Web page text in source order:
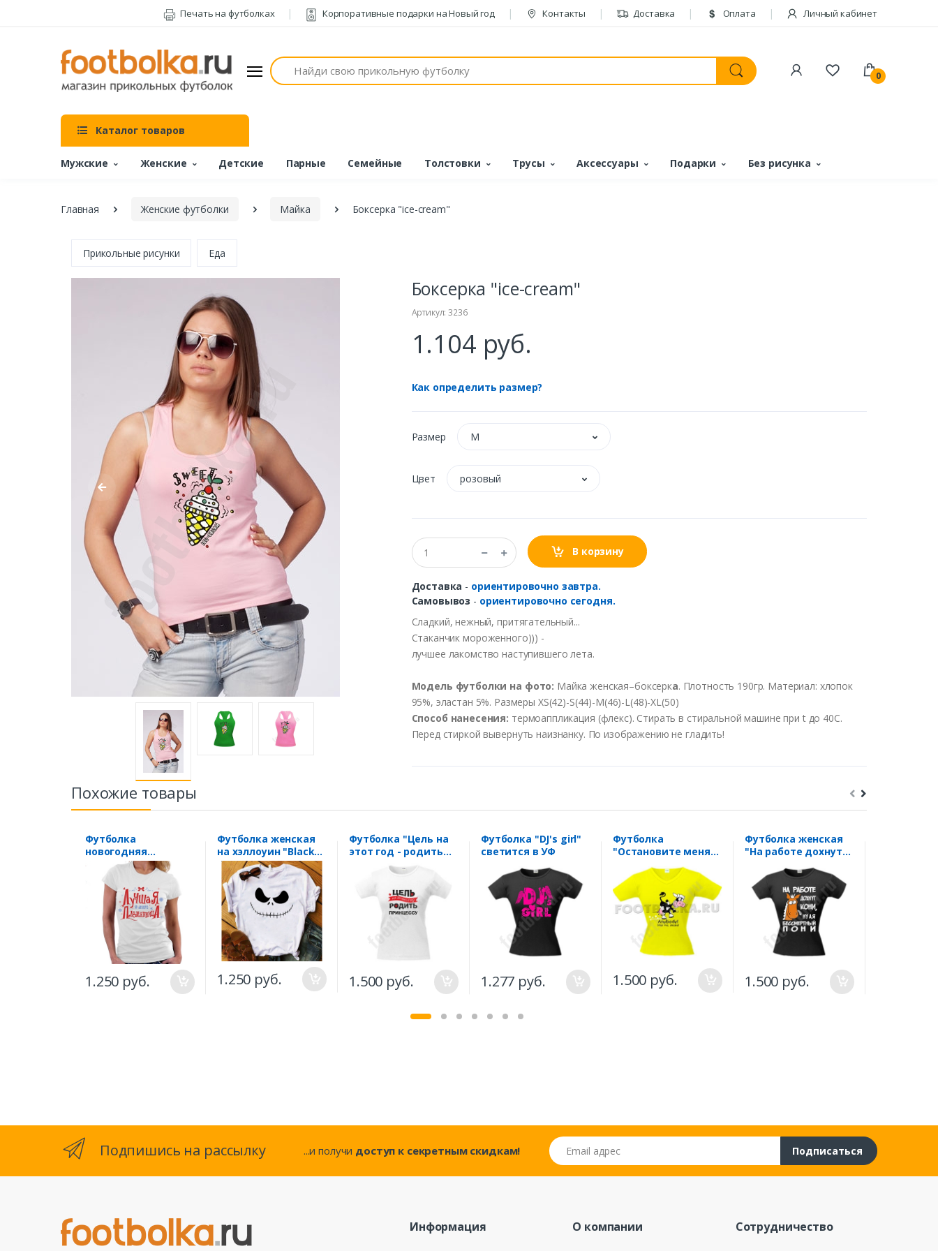
Печать на футболках Корпоративные подарки на Новый год Контакты Доставка Оплата Личный кабинет
Поиск
0
Каталог товаров
Мужские Женские Детские Парные Семейные Толстовки Трусы Аксессуары Подарки Без рисунка
Главная Женские футболки Майка Боксерка "ice-cream"
Прикольные рисунки Еда
Боксерка "ice-cream"
Артикул: 3236
1.104 руб.
Как определить размер?
Размер M
Цвет розовый
В корзину
Доставка - ориентировочно завтра.
Самовывоз - ориентировочно сегодня.
Сладкий,нежный,притягательный...
Стаканчик мороженного))) -
лучшее лакомствонаступившего лета.
Модель футболки на фото: Майка женская–боксерка. Плотность 190гр. Материал: хлопок
95%, эластан 5%. Размеры XS(42)-S(44)-M(46)-L(48)-XL(50)
Способ нанесения: термоаппликация (флекс). Стирать в стиральной машине при t до 40С.
Перед стиркой вывернуть наизнанку. По изображению не гладить!
Похожие товары
Футболка
новогодняя
"Племянница"
1.250 руб.
Футболка женская
на хэллоуин "Black
Face"
1.250 руб.
Футболка "Цель на
этот год - родить
принцессу"
1.500 руб.
Футболка "DJ's girl"
светится в УФ
1.277 руб.
Футболка
"Остановите меня"
серия Extreme Cow
1.500 руб.
Футболка женская
"На работе дохнут
1.500 руб.
Подпишись на рассылку ...и получи доступ к секретным скидкам!
Email адрес
Подписаться
Информация О компании Сотрудничество